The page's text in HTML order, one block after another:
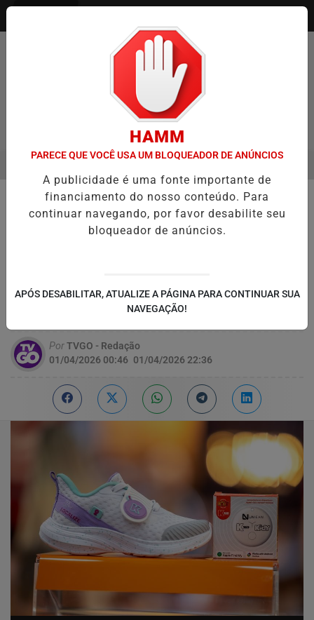
EM ALTA
🏭 ECONOMIA E NEGÓCIOS
Indústria lança tênis infantil com
sistema de rastreamento integrado
em tempo real por aplicativo compatível
com Android e iOS
PorTVGO - Redação
01/04/2026 00:46 01/04/2026 22:36
HAMM
PARECE QUE VOCÊ USA UM BLOQUEADOR DE ANÚNCIOS
A publicidade é uma fonte importante de
financiamento do nosso conteúdo. Para
continuar navegando, por favor desabilite seu
bloqueador de anúncios.
APÓS DESABILITAR, ATUALIZE A PÁGINA PARA CONTINUAR SUA
NAVEGAÇÃO!